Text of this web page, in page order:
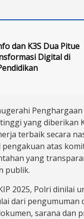
dan K3S Dua Pitue
Digital di
yang diberikan
terbaik secara
atas
yang
publik.
2025, Polri dinilai
dari pengumuman
sarana dan